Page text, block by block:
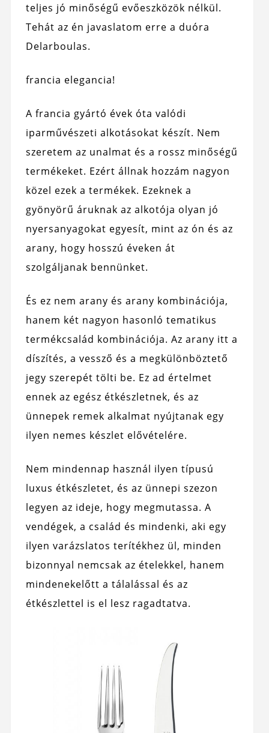
teljes jó minőségű evőeszközök nélkül.
Tehát az én javaslatom erre a duóra
Delarboulas.
francia elegancia!
A francia gyártó évek óta valódi
iparművészeti alkotásokat készít. Nem
szeretem az unalmat és a rossz minőségű
termékeket. Ezért állnak hozzám nagyon
közel ezek a termékek. Ezeknek a
gyönyörű áruknak az alkotója olyan jó
nyersanyagokat egyesít, mint az ón és az
arany, hogy hosszú éveken át
szolgáljanak bennünket.
És ez nem arany és arany kombinációja,
hanem két nagyon hasonló tematikus
termékcsalád kombinációja. Az arany itt a
díszítés, a vessző és a megkülönböztető
jegy szerepét tölti be. Ez ad értelmet
ennek az egész étkészletnek, és az
ünnepek remek alkalmat nyújtanak egy
ilyen nemes készlet elővételére.
Nem mindennap használ ilyen típusú
luxus étkészletet, és az ünnepi szezon
legyen az ideje, hogy megmutassa. A
vendégek, a család és mindenki, aki egy
ilyen varázslatos terítékhez ül, minden
bizonnyal nemcsak az ételekkel, hanem
mindenekelőtt a tálalással és az
étkészlettel is el lesz ragadtatva.